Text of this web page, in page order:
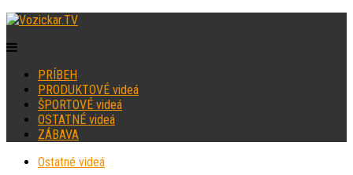
PRÍBEH
PRODUKTOVÉ videá
ŠPORTOVÉ videá
OSTATNÉ videá
ZÁBAVA
Ostatné videá